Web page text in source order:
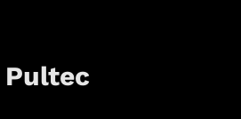
Pultec